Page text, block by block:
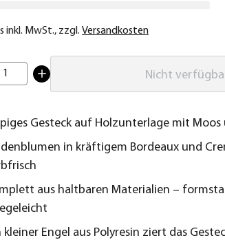
inkl. MwSt., zzgl. Versandkosten
1 Nicht
Gesteck auf Holzunterlage mit
in kräftigem Bordeaux und
aus haltbaren Materialien –
kleiner Engel aus Polyresin ziert das